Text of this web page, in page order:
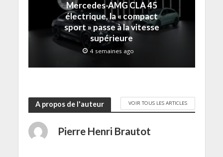
)
Mercedes-AMG CLA 45
électrique, la « compact
sport » passe à la vitesse
supérieure
4 semaines ago
A propos de l'auteur VOIR TOUS LES ARTICLES
Pierre Henri Brautot